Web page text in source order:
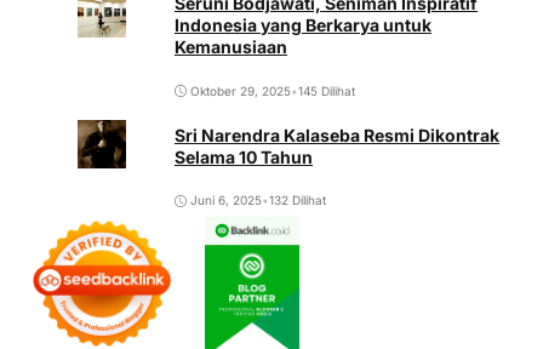
Indonesia yang Berkarya untuk
Kemanusiaan
Oktober 29, 2025•145 Dilihat
Sri Narendra Kalaseba Resmi Dikontrak
Selama 10 Tahun
Juni 6, 2025•132 Dilihat